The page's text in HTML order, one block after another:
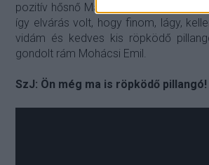
pozitív hősnő Magyarországon
így elvárás volt, hogy finom, lágy,
vidám és kedves kis röpködő
gondolt rám Mohácsi Emil.
SzJ: Ön még ma is röpködő